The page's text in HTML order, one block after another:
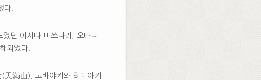
다.
던 이시다 미쓰나리, 오타니
되었다.
満山), 고바야카와 히데아키